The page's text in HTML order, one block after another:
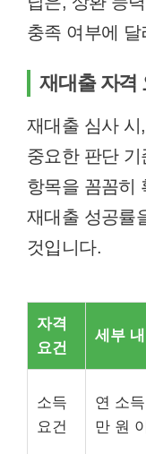
충족 여부에 달
재대출 자격
재대출 심사 시
중요한 판단 기
항목을 꼼꼼히
재대출 성공률
것입니다.
자격
요건
세부
소득
요건
연 소
만 원